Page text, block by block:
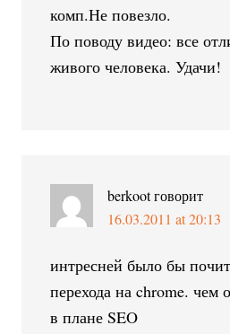
комп.Не повезло.
По поводу видео: все
живого человека. Удачи!
berkootговорит
16.03.2011 at 20:13
интресней было бы
перехода на chrome. чем
в плане SEO